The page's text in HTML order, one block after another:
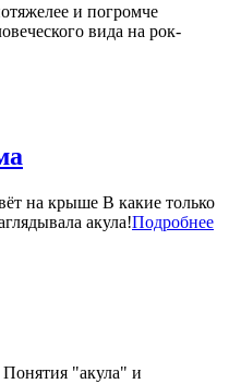
и погромче
вида на рок-
на крыше В какие только
акула!Подробнее
Понятия "акула" и